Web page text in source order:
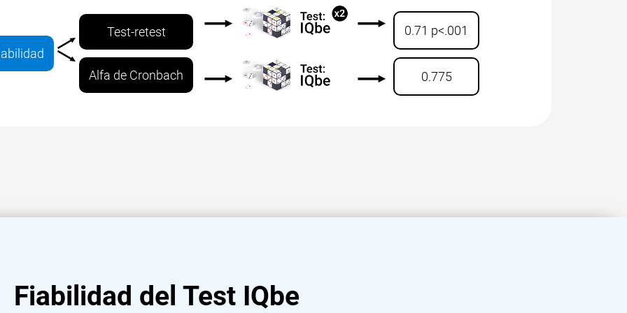
Test-retest
Alfa de Cronbach
0.71 p<.001
0.775
Fiabilidad del Test IQbe